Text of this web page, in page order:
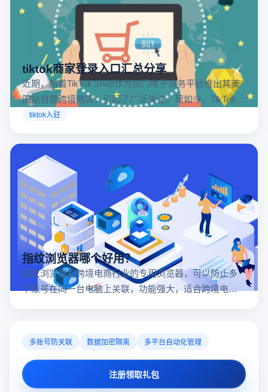
tiktok商家登录入口汇总分享
近期，随着TikTok Shop作为热门电子商务平台推出其美
国站自营跨境商店，引起了广泛关注。现如今，TikTok商
店已覆盖美国、英国及东南亚地区，因此了解官方网站
tiktok入驻
指纹浏览器哪个好用？
指纹浏览器是跨境电商行业的专用浏览器，可以防止多
个账号在同一台电脑上关联，功能强大，适合跨境电商
多账号防关联 数据加密隔离 多平台自动化管理
注册领取礼包